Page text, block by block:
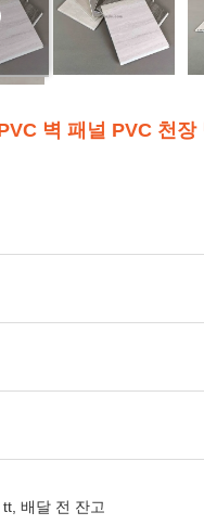
벽 패널 PVC 천장
배달 전 잔고